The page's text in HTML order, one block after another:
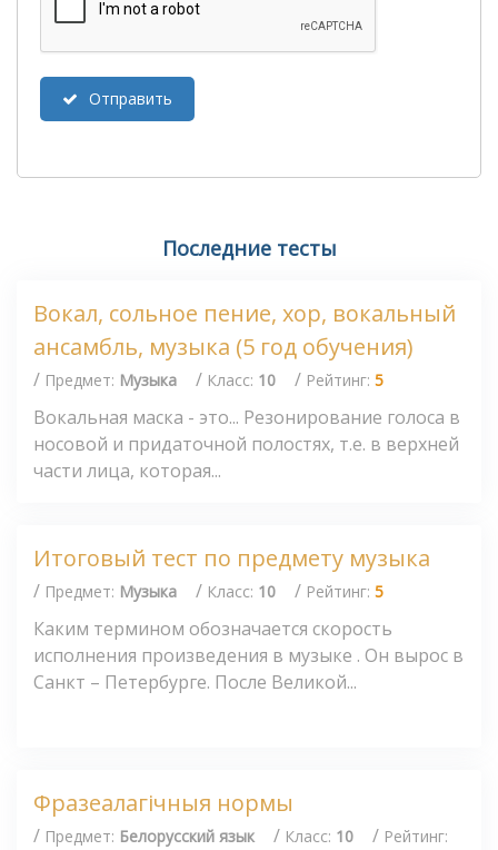
Отправить
Последние тесты
Вокал, сольное пение, хор, вокальный
ансамбль, музыка (5 год обучения)
/ Предмет: Музыка / Класс: 10 / Рейтинг: 5
Вокальная маска - это... Резонирование голоса в
носовой и придаточной полостях, т.е. в верхней
части лица, которая...
Итоговый тест по предмету музыка
/ Предмет: Музыка / Класс: 10 / Рейтинг: 5
Каким термином обозначается скорость
исполнения произведения в музыке . Он вырос в
Санкт – Петербурге. После Великой...
Фразеалагічныя нормы
/ Предмет: Белорусский язык / Класс: 10 / Рейтинг: